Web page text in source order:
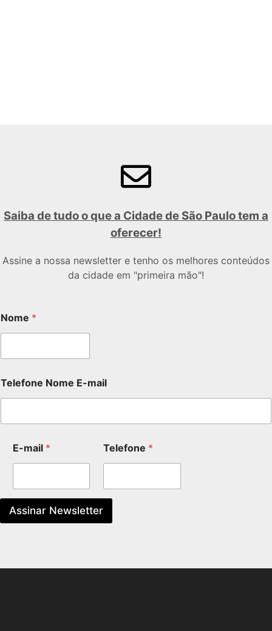
Saiba de tudo o que a Cidade de São Paulo tem a
oferecer!
Assine a nossa newsletter e tenho os melhores conteúdos
da cidade em "primeira mão"!
Nome *
Telefone Nome E-mail
E-mail * Telefone *
Assinar Newsletter